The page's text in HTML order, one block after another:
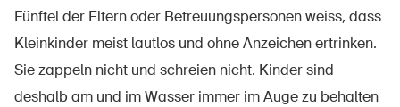
Startseite
Fünftel der Eltern oder Betreuungspersonen weiss, dass
Kleinkinder meist lautlos und ohne Anzeichen ertrinken.
Sie zappeln nicht und schreien nicht. Kinder sind
deshalb am und im Wasser immer im Auge zu behalten